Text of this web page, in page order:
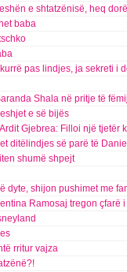
e shtatzënisë, heq
baba
pas lindjes, ja sekreti i
Shala në pritje të
e së bijës
Gjebrea: Filloi një tjetër
ditëlindjes së parë të
shumë shpejt
dyte, shijon pushimet me
Ramosaj tregon çfarë
rritur vajza